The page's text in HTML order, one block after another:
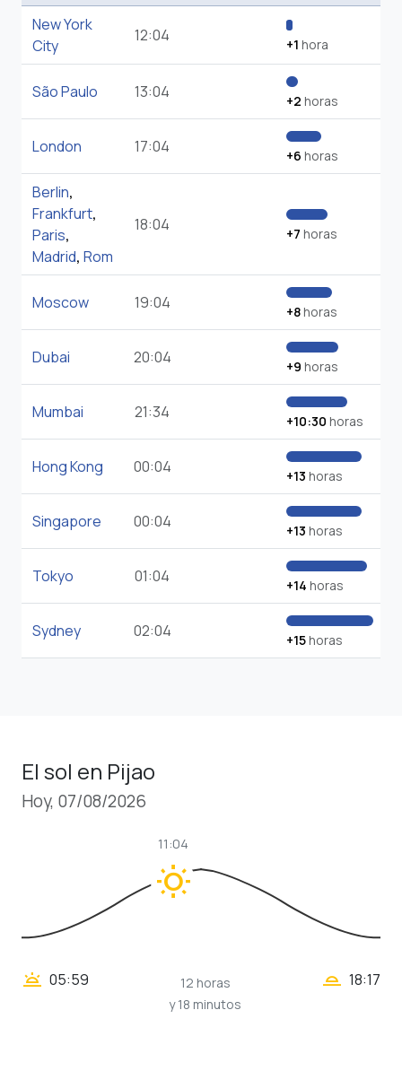
New York
City
12:04 +1 hora
São Paulo 13:04 +2 horas
London 17:04 +6 horas
Berlin,
Frankfurt,
Paris,
Madrid, Rom
18:04 +7 horas
Moscow 19:04 +8horas
Dubai 20:04 +9 horas
Mumbai 21:34 +10:30 horas
Hong Kong 00:04 +13 horas
Singapore 00:04 +13 horas
Tokyo 01:04 +14 horas
Sydney 02:04 +15horas
El sol en Pijao
Hoy, 07/08/2026
wb_sunny
11:04
wb_twilight 05:59
12 horas
y 18 minutos
wb_twilight_2 18:17